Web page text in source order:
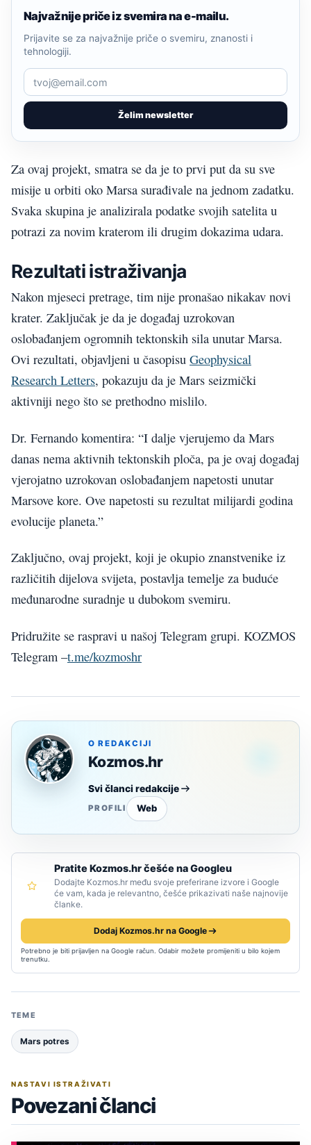
Najvažnije priče iz svemira na e-mailu.
Želim newsletter
Prijavite se za najvažnije priče o svemiru, znanosti i
tehnologiji.
Za ovaj projekt, smatra se da je to prvi put da su sve
misije u orbiti oko Marsa surađivale na jednom zadatku.
Svaka skupina je analizirala podatke svojih satelita u
potrazi za novim kraterom ili drugim dokazima udara.
Rezultati istraživanja
Nakon mjeseci pretrage, tim nije pronašao nikakav novi
krater. Zaključak je da je događaj uzrokovan
oslobađanjem ogromnih tektonskih sila unutar Marsa.
Ovi rezultati, objavljeni u časopisu Geophysical
Research Letters, pokazuju da je Mars seizmički
aktivniji nego što se prethodno mislilo.
Dr. Fernando komentira: “I dalje vjerujemo da Mars
danas nema aktivnih tektonskih ploča, pa je ovaj događaj
vjerojatno uzrokovan oslobađanjem napetosti unutar
Marsove kore. Ove napetosti su rezultat milijardi godina
evolucije planeta.”
Zaključno, ovaj projekt, koji je okupio znanstvenike iz
različitih dijelova svijeta, postavlja temelje za buduće
međunarodne suradnje u dubokom svemiru.
Pridružite se raspravi u našoj Telegram grupi. KOZMOS
Telegram –t.me/kozmoshr
O REDAKCIJI
Kozmos.hr
Svi članci redakcije
PROFILI Web
Pratite Kozmos.hr češće na Googleu
Dodajte Kozmos.hr među svoje preferirane izvore i Google
će vam, kada je relevantno, češće prikazivati naše najnovije
članke.
Dodaj Kozmos.hr na Google
Potrebno je biti prijavljen na Google račun. Odabir možete promijeniti u bilo kojem
trenutku.
TEME
Mars potres
NASTAVI ISTRAŽIVATI
Povezani članci